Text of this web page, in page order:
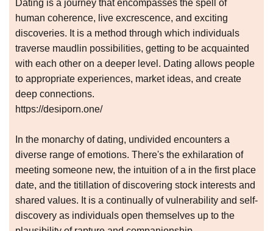
Dating is a journey that encompasses the spell of
human coherence, live excrescence, and exciting
discoveries. It is a method through which individuals
traverse maudlin possibilities, getting to be acquainted
with each other on a deeper level. Dating allows people
to appropriate experiences, market ideas, and create
deep connections.
https://desiporn.one/
In the monarchy of dating, undivided encounters a
diverse range of emotions. There's the exhilaration of
meeting someone new, the intuition of a in the first place
date, and the titillation of discovering stock interests and
shared values. It is a continually of vulnerability and self-
discovery as individuals open themselves up to the